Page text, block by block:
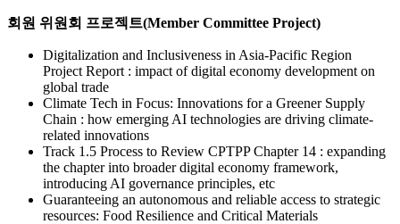
회원 위원회 프로젝트(Member Committee Project)
Digitalization and Inclusiveness in Asia-Pacific Region
Project Report : impact of digital economy development on
global trade
Climate Tech in Focus: Innovations for a Greener Supply
Chain : how emerging AI technologies are driving climate-
related innovations
Track 1.5 Process to Review CPTPP Chapter 14 : expanding
the chapter into broader digital economy framework,
introducing AI governance principles, etc
Guaranteeing an autonomous and reliable access to strategic
resources: Food Resilience and Critical Materials